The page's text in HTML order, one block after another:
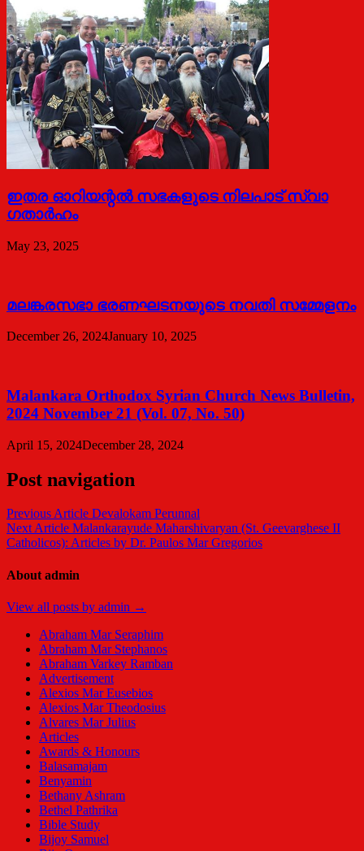
ഇതര ഓറിയന്റൽ സഭകളുടെ നിലപാട് സ്വാ​
ഗതാർഹം
May 23, 2025
മലങ്കരസഭാ ഭരണഘടനയുടെ നവതി സമ്മേളനം
December 26, 2024January 10, 2025
Malankara Orthodox Syrian Church News Bulletin,
2024 November 21 (Vol. 07, No. 50)
April 15, 2024December 28, 2024
Post navigation
Previous Article Devalokam Perunnal
Next Article Malankarayude Maharshivaryan (St. Geevarghese II
Catholicos): Articles by Dr. Paulos Mar Gregorios
About admin
View all posts by admin →
Abraham Mar Seraphim
Abraham Mar Stephanos
Abraham Varkey Ramban
Advertisement
Alexios Mar Eusebios
Alexios Mar Theodosius
Alvares Mar Julius
Articles
Awards & Honours
Balasamajam
Benyamin
Bethany Ashram
Bethel Pathrika
Bible Study
Bijoy Samuel